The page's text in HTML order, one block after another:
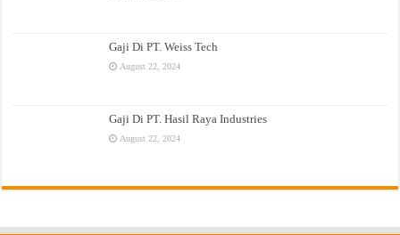
Gaji Di PT. Weiss Tech
August 22, 2024
Gaji Di PT. Hasil Raya Industries
August 22, 2024